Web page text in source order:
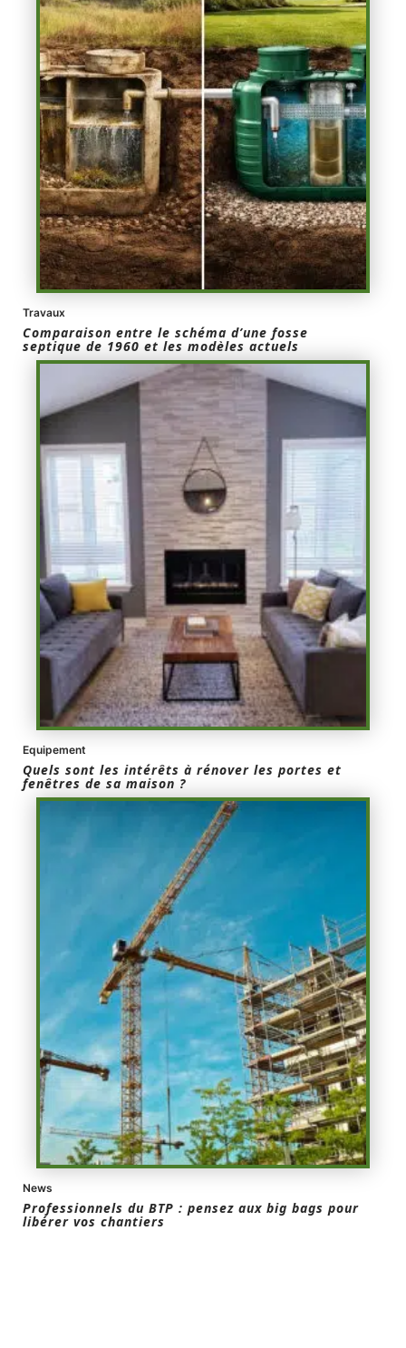
Travaux
Comparaison entre le schéma d’une fosse
septique de 1960 et les modèles actuels
Equipement
Quels sont les intérêts à rénover les portes et
fenêtres de sa maison ?
News
Professionnels du BTP : pensez aux big bags pour
libérer vos chantiers